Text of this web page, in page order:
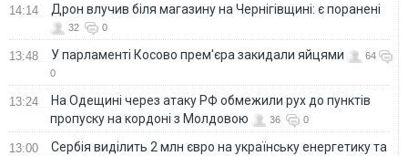
14:14 Дрон влучив біля магазину на Чернігівщині: є поранені
32 0
13:48 У парламенті Косово прем'єра закидали яйцями
64
0
13:24
На Одещині через атаку РФ обмежили рух до пунктів
пропуску на кордоні з Молдовою
36 0
13:00
Сербія виділить 2 млн євро на українську енергетику та